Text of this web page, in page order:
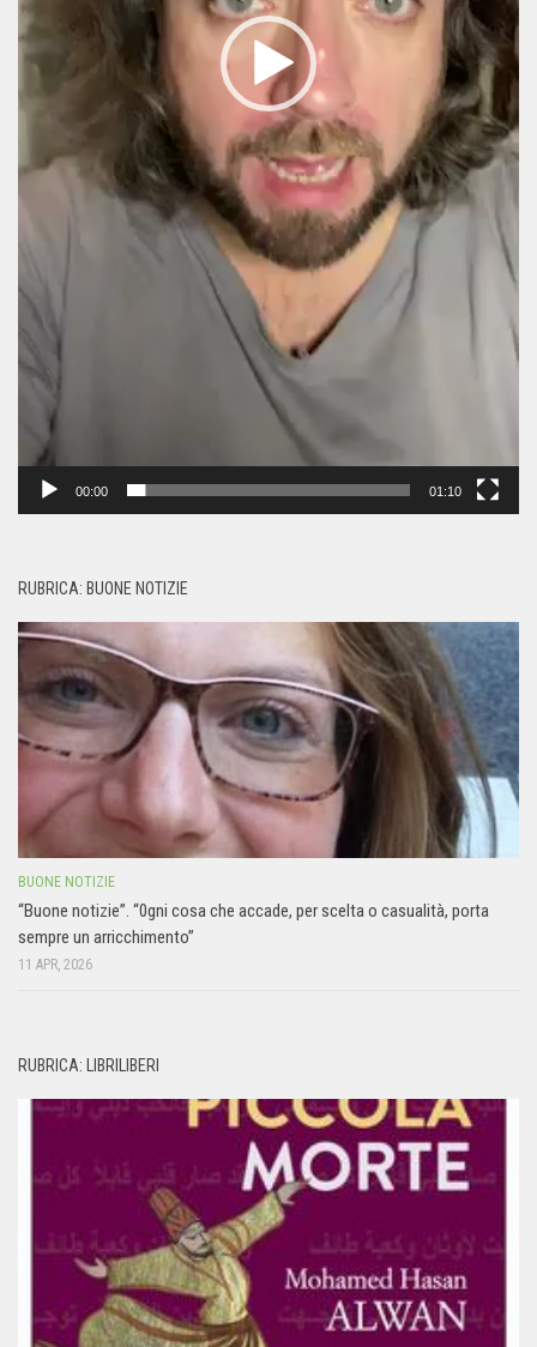
00:00 01:10
RUBRICA: BUONE NOTIZIE
BUONE NOTIZIE
“Buone notizie”. “0gni cosa che accade, per scelta o casualità, porta
sempre un arricchimento”
11 APR, 2026
RUBRICA: LIBRILIBERI